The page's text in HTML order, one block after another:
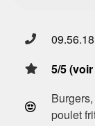
5/5
poulet